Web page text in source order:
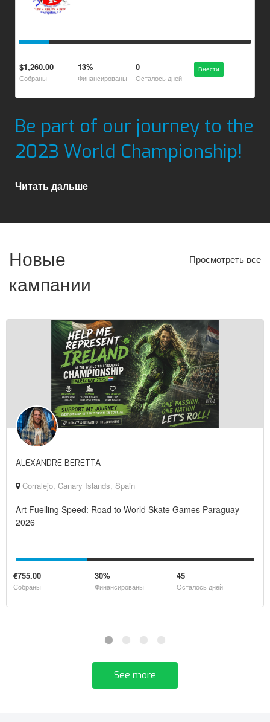
$1,260.00
Собраны
13%
Финансированы
0
Oсталось дней
Внести
Be part of our journey to the
2023 World Championship!
Читать дальше
Новые
кампании
Просмотреть все
ALEXANDRE BERETTA
Corralejo, Canary Islands, Spain
Art Fuelling Speed: Road to World Skate Games Paraguay
2026
€755.00
Собраны
30%
Финансированы
45
Oсталось дней
See more